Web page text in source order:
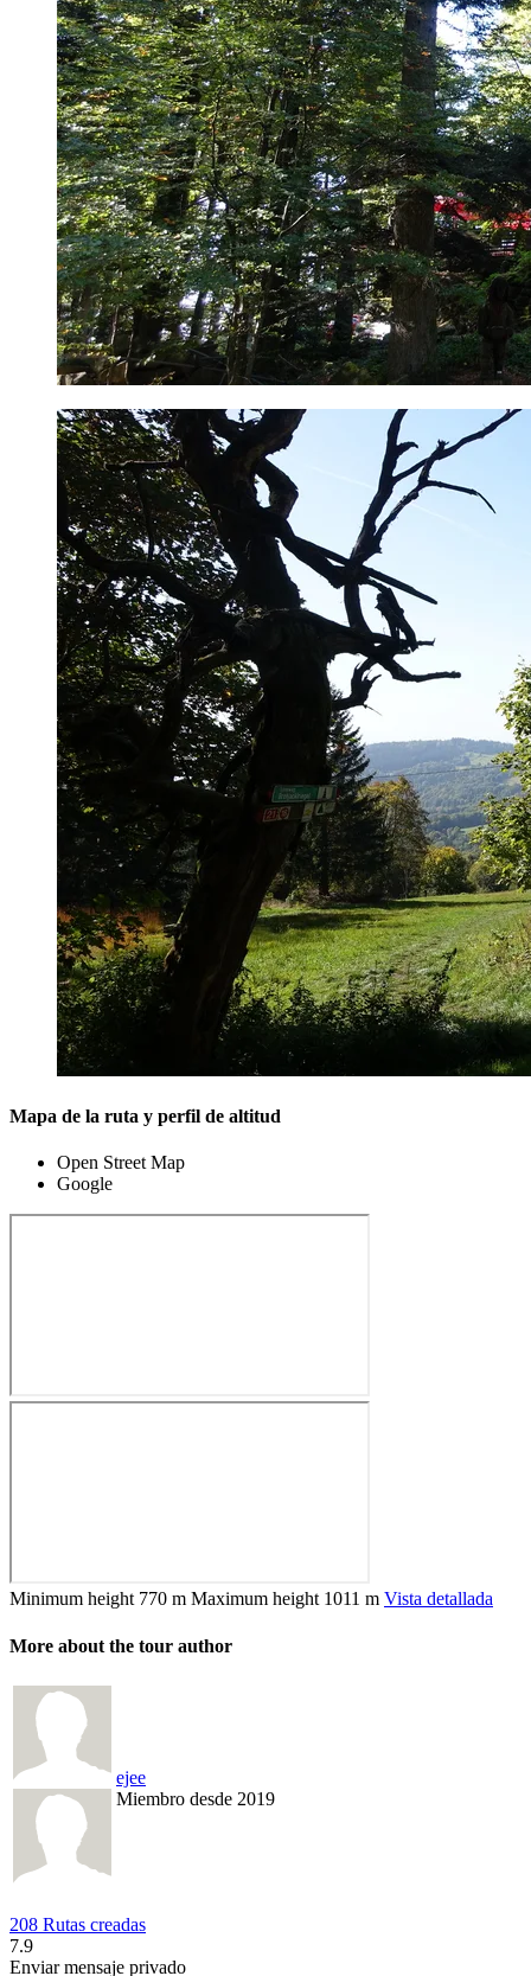
Mapa de la ruta y perfil de altitud
Open Street Map
Google
Minimum height 770 m Maximum height 1011 m Vista detallada
More about the tour author
ejee
Miembro desde 2019
208 Rutas creadas
7.9
Enviar mensaje privado